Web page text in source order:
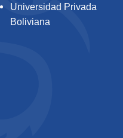
Universidad Privada
Boliviana